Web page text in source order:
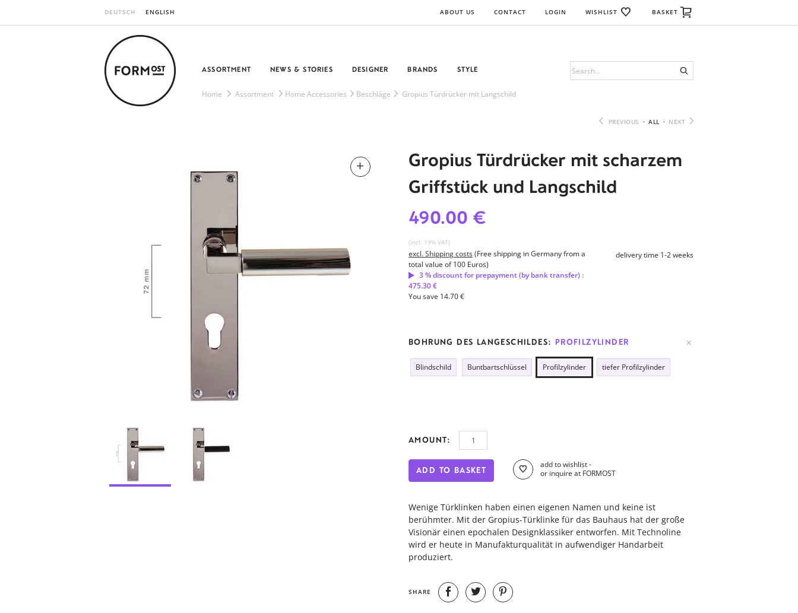
DEUTSCH ENGLISH ABOUT US CONTACT LOGIN WISHLIST BASKET
ASSORTMENT NEWS & STORIES DESIGNER BRANDS STYLE
Home Assortment Home Accessories Beschläge Gropius Türdrücker mit Langschild
PREVIOUS · ALL · NEXT
Gropius Türdrücker mit scharzem
Griffstück und Langschild
490.00 €
(incl. 19% VAT)
delivery time 1-2 weeks
excl. Shipping costs(Free shipping in Germany from a
total value of 100 Euros)
3 % discount for prepayment (by bank transfer) :
475.30 €
You save 14.70 €
BOHRUNG DES LANGESCHILDES: PROFILZYLINDER
Blindschild Buntbartschlüssel Profilzylinder tiefer Profilzylinder
AMOUNT:
ADD TO BASKET
add to wishlist -
or inquire at FORMOST
Wenige Türklinken haben einen eigenen Namen und keine ist
berühmter. Mit der Gropius-Türklinke für das Bauhaus hat der große
Visionär einen epochalen Designklassiker entworfen. Mit Technoline
wird er heute in Manufakturqualität in aufwendiger Handarbeit
produziert.
SHARE